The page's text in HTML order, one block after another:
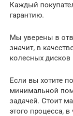
Каждый
гарантию.
Мы уверены в
значит, в
колесных дисков
Если вы хотите
минимальной
задачей. Стоит
этого процесса,